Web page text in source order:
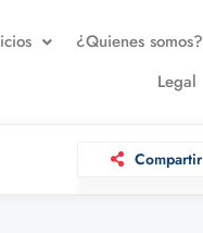
¿Quienes somos?
Legal
Compartir